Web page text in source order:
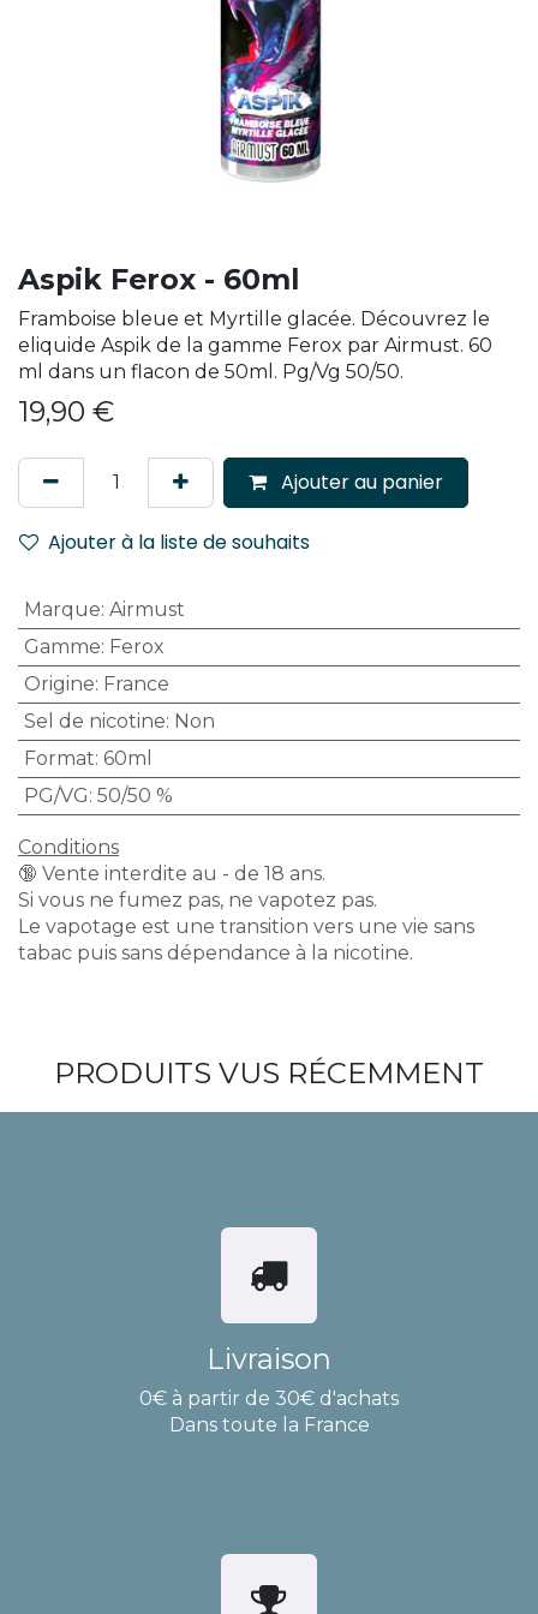
Aspik Ferox - 60ml
Framboise bleue et Myrtille glacée. Découvrez le
eliquide Aspik de la gamme Ferox par Airmust. 60
ml dans un flacon de 50ml. Pg/Vg 50/50.
19,90 €
Ajouter au panier
Ajouter à la liste de souhaits
Marque: Airmust
Gamme: Ferox
Origine: France
Sel de nicotine: Non
Format: 60ml
PG/VG: 50/50 %
Conditions
🔞 Vente interdite au - de 18 ans.
Si vous ne fumez pas, ne vapotez pas.
Le vapotage est une transition vers une vie sans
tabac puis sans dépendance à la nicotine.
PRODUITS VUS RÉCEMMENT
Livraison
0€ à partir de 30€ d'achats
Dans toute la France